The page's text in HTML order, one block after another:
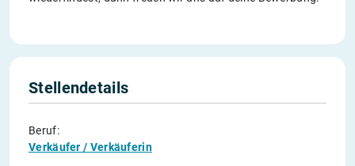
Stellendetails
Beruf:
Verkäufer / Verkäuferin